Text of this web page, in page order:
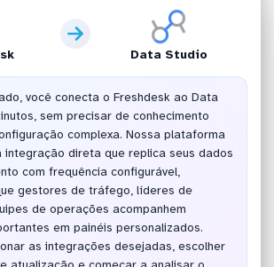
Data Studio
você conecta o Freshdesk ao Data
sem precisar de conhecimento
complexa. Nossa plataforma
integração direta que replica seus dados
com frequência configurável,
gestores de tráfego, líderes de
de operações acompanhem
em painéis personalizados.
as integrações desejadas, escolher